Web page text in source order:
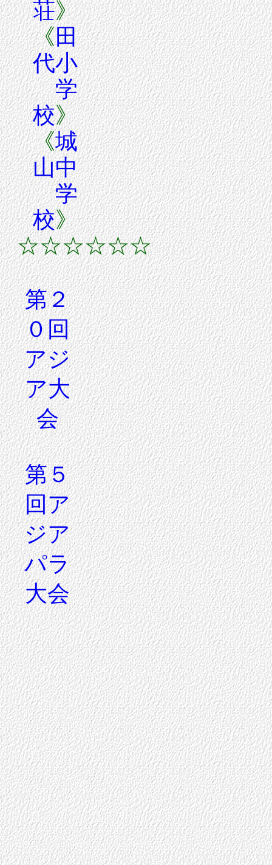
荘》
《田
代小
学
校》
《城
山中
学
校》
☆☆☆☆☆☆
第２
０回
アジ
ア大
会
第５
回ア
ジア
パラ
大会